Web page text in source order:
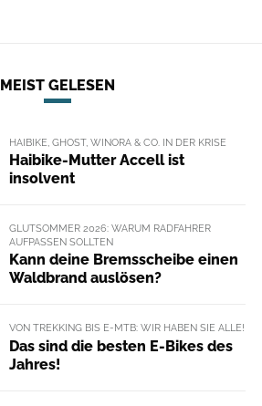
MEIST GELESEN
HAIBIKE, GHOST, WINORA & CO. IN DER KRISE
Haibike-Mutter Accell ist
insolvent
GLUTSOMMER 2026: WARUM RADFAHRER
AUFPASSEN SOLLTEN
Kann deine Bremsscheibe einen
Waldbrand auslösen?
VON TREKKING BIS E-MTB: WIR HABEN SIE ALLE!
Das sind die besten E-Bikes des
Jahres!